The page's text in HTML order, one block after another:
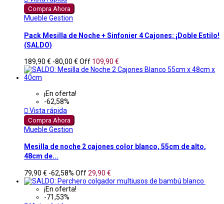
Compra Ahora
Mueble Gestion
Pack Mesilla de Noche + Sinfonier 4 Cajones: ¡Doble Estilo!
(SALDO)
189,90 € -80,00 € Off 109,90 €
¡En oferta!
-62,58%
 Vista rápida
Compra Ahora
Mueble Gestion
Mesilla de noche 2 cajones color blanco, 55cm de alto,
48cm de...
79,90 € -62,58% Off29,90 €
¡En oferta!
-71,53%